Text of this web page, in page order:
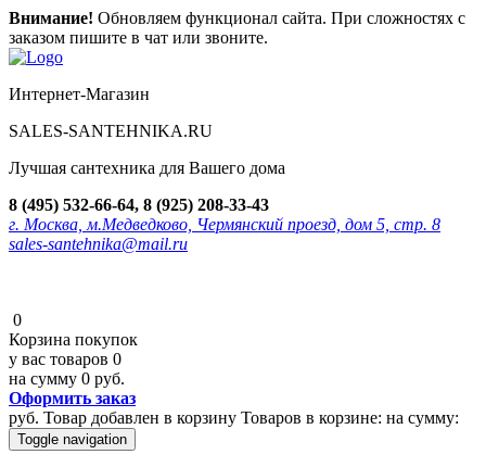
Внимание! Обновляем функционал сайта. При сложностях с
заказом пишите в чат или звоните.
Интернет-Магазин
SALES-SANTEHNIKA.RU
Лучшая сантехника для Вашего дома
8 (495) 532-66-64, 8 (925) 208-33-43
г. Москва, м.Медведково, Чермянский проезд, дом 5, стр. 8
sales-santehnika@mail.ru
0
Корзина покупок
у вас товаров 0
на сумму 0 руб.
Оформить заказ
руб. Товар добавлен в корзину Товаров в корзине: на сумму:
Toggle navigation